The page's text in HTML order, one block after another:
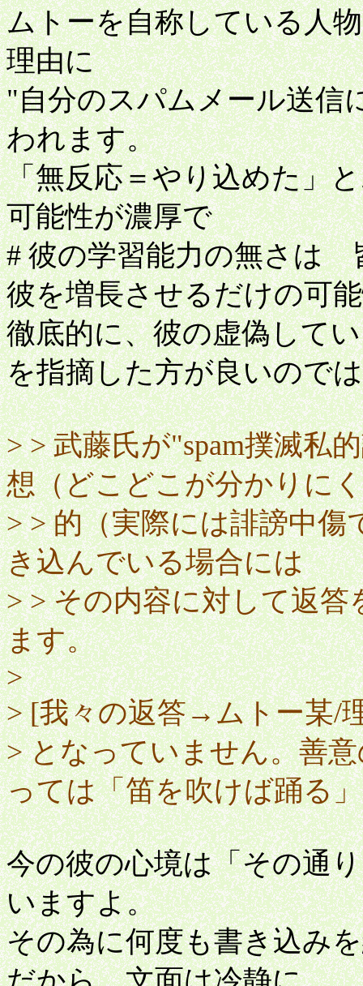
ムトーを自称している人
理由に
"自分のスパムメール送信
われます。
「無反応＝やり込めた」
可能性が濃厚で
# 彼の学習能力の無さは
彼を増長させるだけの可
徹底的に、彼の虚偽して
を指摘した方が良いので
> > 武藤氏が"spam撲滅私
想（どこどこが分かりに
> > 的（実際には誹謗中
き込んでいる場合には
> > その内容に対して返
ます。
>
> [我々の返答→ムトー某/
> となっていません。善
っては「笛を吹けば踊る
今の彼の心境は「その通
いますよ。
その為に何度も書き込み